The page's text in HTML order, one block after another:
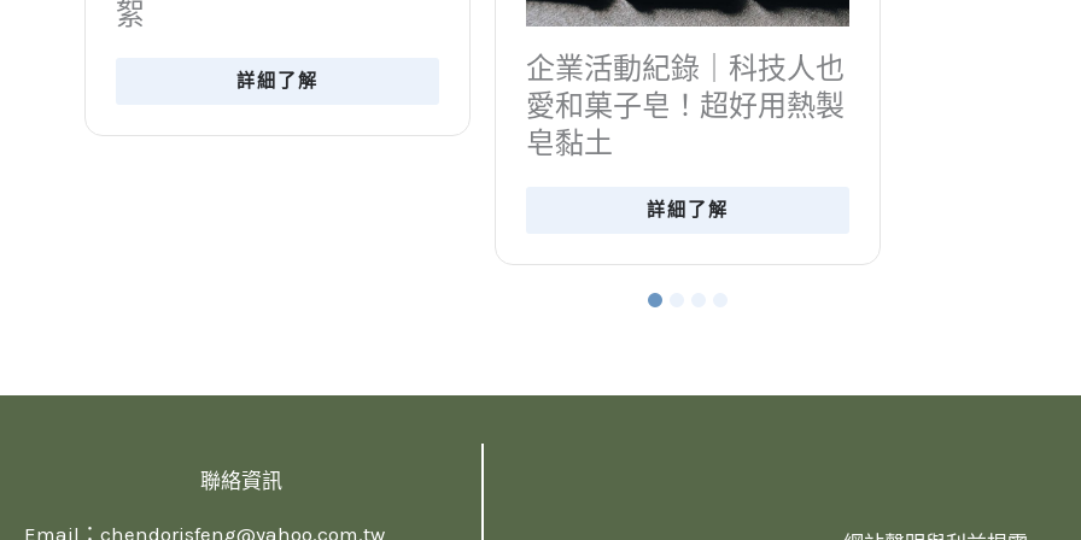
企業活動紀錄｜科技人也
皂黏土
聯絡資訊
Email： chendorisfeng@yahoo.com.tw